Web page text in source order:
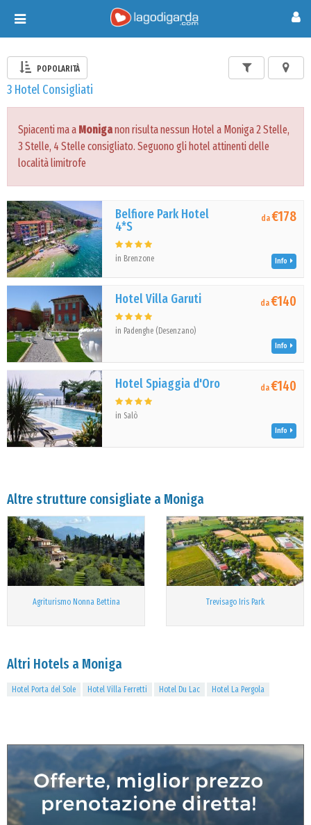
Toggle
navigation
POPOLARITÀ
3 Hotel Consigliati
Spiacenti ma a Moniganon risulta nessun Hotel a Moniga 2 Stelle,
3 Stelle, 4 Stelle consigliato. Seguono gli hotel attinenti delle
località limitrofe
Belfiore Park Hotel
4*S
in Brenzone
da€178
Info
Hotel Villa Garuti
in Padenghe (Desenzano)
da€140
Info
Hotel Spiaggia d'Oro
in Salò
da€140
Info
Altre strutture consigliate a Moniga
Agriturismo Nonna Bettina Trevisago Iris Park
Altri Hotels a Moniga
Hotel Porta del Sole Hotel Villa Ferretti Hotel Du Lac Hotel La Pergola